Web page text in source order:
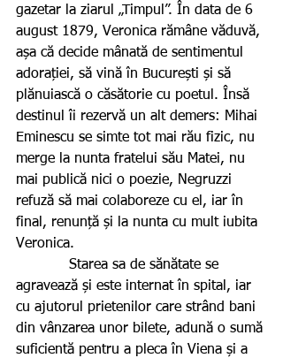
gazetar la ziarul „Timpul”. În data de 6
august 1879, Veronica rămâne văduvă,
așa că decide mânată de sentimentul
adorației, să vină în București și să
plănuiască o căsătorie cu poetul. Însă
destinul îi rezervă un alt demers: Mihai
Eminescu se simte tot mai rău fizic, nu
merge la nunta fratelui său Matei, nu
mai publică nici o poezie, Negruzzi
refuză să mai colaboreze cu el, iar în
final, renunță și la nunta cu mult iubita
Veronica.
agravează și este internat în spital, iar
cu ajutorul prietenilor care strând bani
din vânzarea unor bilete, adună o sumă
suficientă pentru a pleca în Viena și a